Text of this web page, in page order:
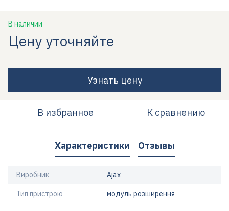
В наличии
Цену уточняйте
Узнать цену
В избранное К сравнению
Характеристики Отзывы
Виробник Ajax
Тип пристрою модуль розширення